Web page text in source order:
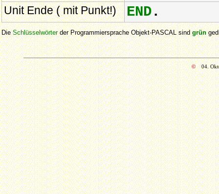
Unit Ende ( mit Punkt!) END.
DieSchlüsselwörterder Programmiersprache Objekt-PASCAL sindgrün
© 04.